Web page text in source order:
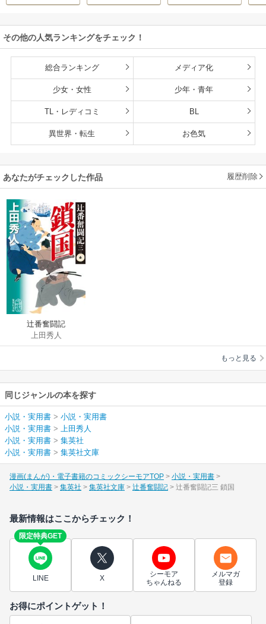
その他の人気ランキングをチェック！
総合ランキング メディア化
少女・女性 少年・青年
TL・レディコミ BL
異世界・転生 お色気
あなたがチェックした作品 履歴削除
辻番奮闘記
上田秀人
もっと見る
同じジャンルの本を探す
小説・実用書 > 小説・実用書
小説・実用書 > 上田秀人
小説・実用書 > 集英社
小説・実用書 > 集英社文庫
漫画(まんが)・電子書籍のコミックシーモアTOP
小説・実用書
小説・実用書
集英社 集英社文庫 辻番奮闘記 辻番奮闘記三 鎖国
最新情報はここからチェック！
限定特典GET
LINE X
シーモア
ちゃんねる
メルマガ
登録
お得にポイントゲット！